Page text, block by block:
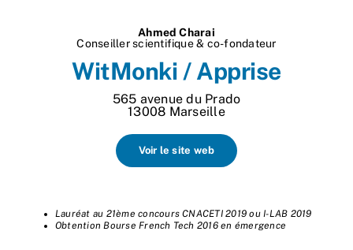
Actualités
Ahmed Charai
Conseiller scientifique & co-fondateur
WitMonki / Apprise
565 avenue du Prado
13008 Marseille
Voir le site web
Lauréat au 21ème concours CNACETI 2019 ou I-LAB 2019
Obtention Bourse French Tech 2016 en émergence